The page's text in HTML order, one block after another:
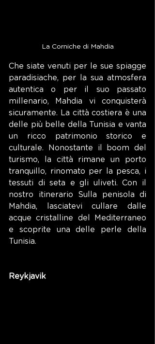
La Corniche di Mahdia
Che siate venuti per le sue spiagge
paradisiache, per la sua atmosfera
autentica o per il suo passato
millenario, Mahdia vi conquisterà
sicuramente. La città costiera è una
delle più belle della Tunisia e vanta
un ricco patrimonio storico e
culturale. Nonostante il boom del
turismo, la città rimane un porto
tranquillo, rinomato per la pesca, i
tessuti di seta e gli uliveti. Con il
nostro itinerario Sulla penisola di
Mahdia, lasciatevi cullare dalle
acque cristalline del Mediterraneo
e scoprite una delle perle della
Tunisia.
Reykjavik